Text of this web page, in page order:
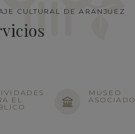
CULTURAL DE ARANJUEZ
EL
MUSEO
ASOCIADO